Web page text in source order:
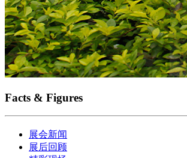
Facts & Figures
展会新闻
展后回顾